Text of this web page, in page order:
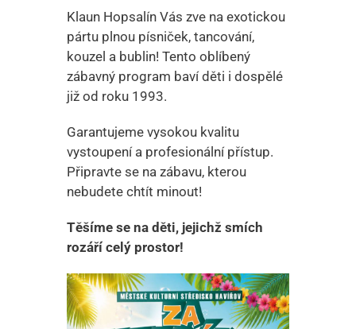
Klaun Hopsalín Vás zve na exotickou
pártu plnou písniček, tancování,
kouzel a bublin! Tento oblíbený
zábavný program baví děti i dospělé
již od roku 1993.
Garantujeme vysokou kvalitu
vystoupení a profesionální přístup.
Připravte se na zábavu, kterou
nebudete chtít minout!
Těšíme se na děti, jejichž smích
rozáří celý prostor!